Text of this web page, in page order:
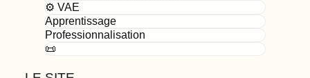
⚙️ VAE
Apprentissage
Professionnalisation
📜